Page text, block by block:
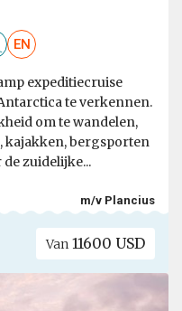
EN
expeditiecruise
te verkennen.
om te wandelen,
kajakken, bergsporten
zuidelijke...
m/v Plancius
Van 11600 USD